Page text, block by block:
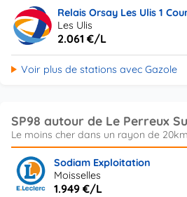
Relais Orsay Les Ulis 1
Les Ulis
2.061 €/L
Voir plus de stations avec Gazole
SP98 autour de Le Perreux
Sodiam Exploitation
Moisselles
1.949 €/L